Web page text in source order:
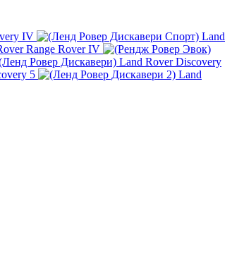
IV
Land
Range Rover IV
Land Rover Discovery
5
Land